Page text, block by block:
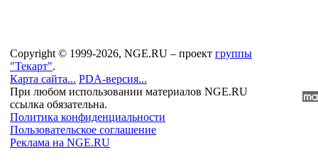
Copyright © 1999-2026, NGE.RU – проект группы
"Текарт".
Карта сайта... PDA-версия...
При любом использовании материалов NGE.RU
ссылка обязательна.
Политика конфиденциальности
Пользовательское соглашение
Реклама на NGE.RU